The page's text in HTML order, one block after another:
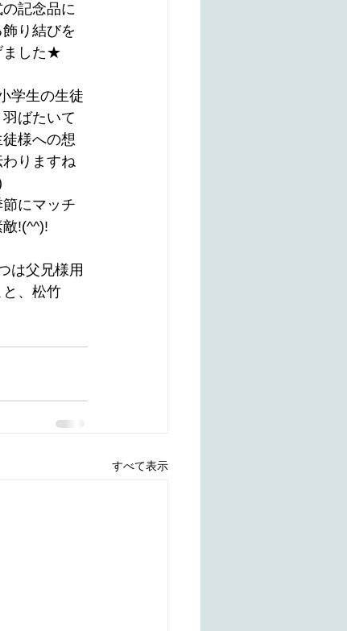
記念品に
り結びを
ました★
学生の生徒
ばたいて
様への想
わりますね
にマッチ
敵!(^^)!
は父兄様用
と、松竹
すべて表示